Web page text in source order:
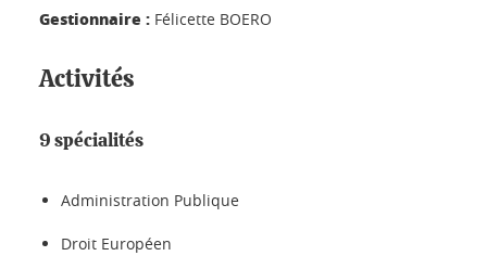
Gestionnaire : Félicette BOERO
Activités
9 spécialités
Administration Publique
Droit Européen